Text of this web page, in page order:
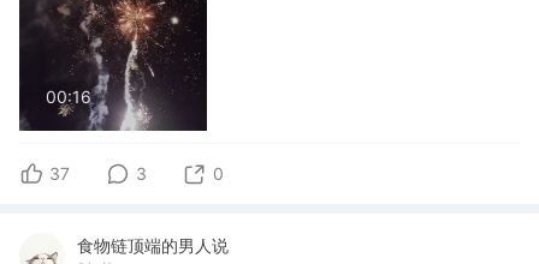
00:16
37 3 0
食物链顶端的男人说